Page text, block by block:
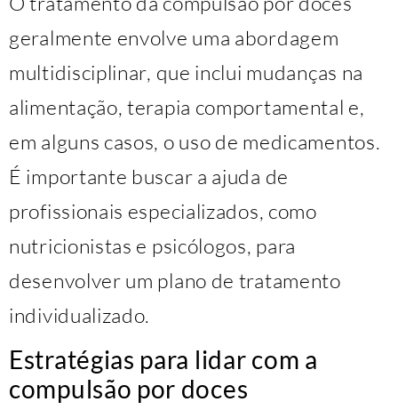
geralmente envolve uma abordagem
multidisciplinar, que inclui mudanças na
alimentação, terapia comportamental e,
em alguns casos, o uso de medicamentos.
É importante buscar a ajuda de
profissionais especializados, como
nutricionistas e psicólogos, para
desenvolver um plano de tratamento
individualizado.
Estratégias para lidar com a
compulsão por doces